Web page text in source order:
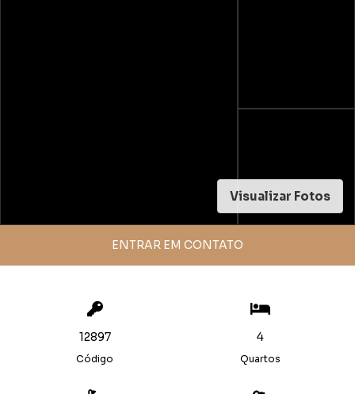
Visualizar Fotos
ENTRAR EM CONTATO
12897
Código
4
Quartos